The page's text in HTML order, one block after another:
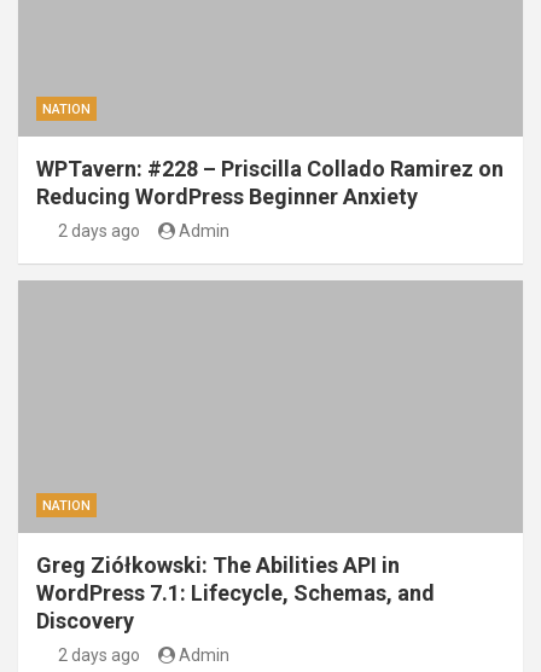
NATION
WPTavern: #228 – Priscilla Collado Ramirez on
Reducing WordPress Beginner Anxiety
2 days ago Admin
NATION
Greg Ziółkowski: The Abilities API in
WordPress 7.1: Lifecycle, Schemas, and
Discovery
2 days ago Admin